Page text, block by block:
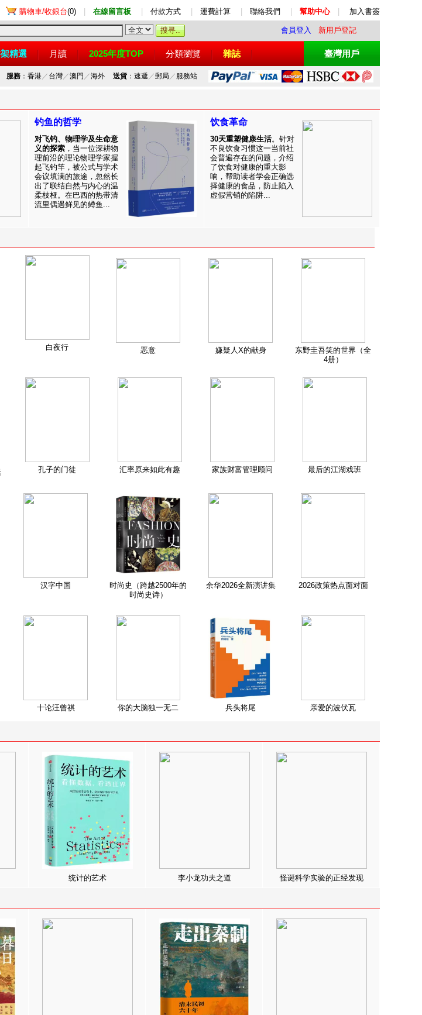
購物車/收銀台(0) 在線留言板 付款方式 運費計算 聯絡我們 幫助中心 加入書簽
會員登入 新用戶登記
精選 月讀 2025年度TOP 分類瀏覽 雜誌 臺灣用戶
服務：香港／ 台灣／澳門 ／海外 送貨：速遞 ／郵局 ／ 服務站
钓鱼的哲学
对飞钓、物理学及生命意
义的探索 ，当一位深耕物
理前沿的理论物理学家握
起飞钓竿，被公式与学术
会议填满的旅途，忽然长
出了联结自然与内心的温
柔枝桠。在巴西的热带清
流里偶遇鲜见的鳟鱼...
饮食革命
30天重塑健康生活。针对
不良饮食习惯这一当前社
会普遍存在的问题，介绍
了饮食对健康的重大影
响，帮助读者学会正确选
择健康的食品，防止陷入
虚假营销的陷阱...
白夜行 恶意 嫌疑人X的献身
东野圭吾笑的世界（全
4册）
孔子的门徒 汇率原来如此有趣 家族财富管理顾问 最后的江湖戏班
汉字中国
时尚史（跨越2500年的
时尚史诗）
余华2026全新演讲集 2026政策热点面对面
十论汪曾祺 你的大脑独一无二 兵头将尾 亲爱的波伏瓦
统计的艺术 李小龙功夫之道 怪诞科学实验的正经发现